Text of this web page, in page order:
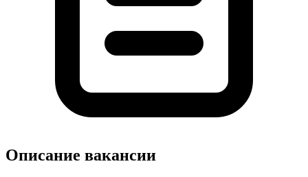
Описание вакансии